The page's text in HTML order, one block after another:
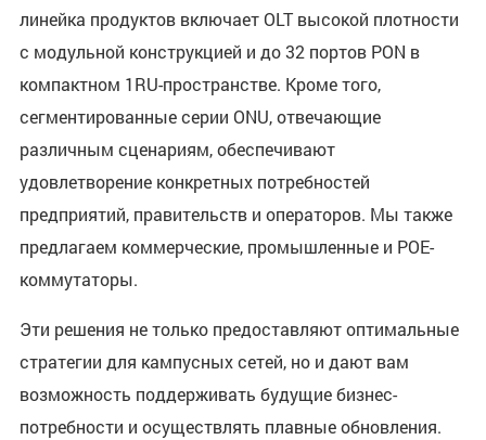
линейка продуктов включает OLT высокой плотности
с модульной конструкцией и до 32 портов PON в
компактном 1RU-пространстве. Кроме того,
сегментированные серии ONU, отвечающие
различным сценариям, обеспечивают
удовлетворение конкретных потребностей
предприятий, правительств и операторов. Мы также
предлагаем коммерческие, промышленные и POE-
коммутаторы.
Эти решения не только предоставляют оптимальные
стратегии для кампусных сетей, но и дают вам
возможность поддерживать будущие бизнес-
потребности и осуществлять плавные обновления.